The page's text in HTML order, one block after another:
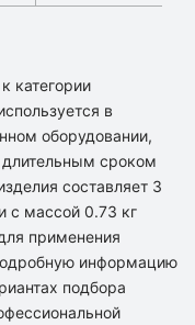
категории
в
оборудовании,
сроком
составляет 3
с массой 0.73 кг
применения
информацию
подбора